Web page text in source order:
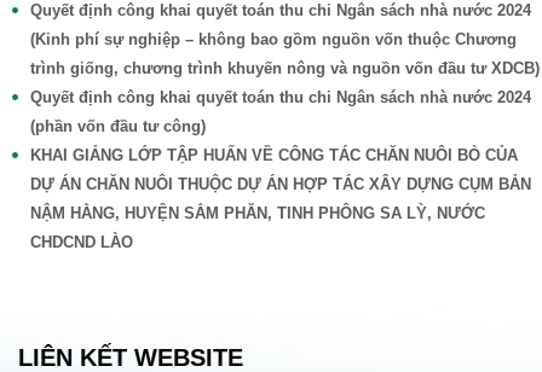
Quyết định công khai quyết toán thu chi Ngân sách nhà nước 2024
(Kinh phí sự nghiệp – không bao gồm nguồn vốn thuộc Chương
trình giống, chương trình khuyến nông và nguồn vốn đầu tư XDCB)
Quyết định công khai quyết toán thu chi Ngân sách nhà nước 2024
(phần vốn đầu tư công)
KHAI GIẢNG LỚP TẬP HUẤN VỀ CÔNG TÁC CHĂN NUÔI BÒ CỦA
DỰ ÁN CHĂN NUÔI THUỘC DỰ ÁN HỢP TÁC XÂY DỰNG CỤM BẢN
NẬM HẰNG, HUYỆN SẲM PHĂN, TINH PHÔNG SA LỲ, NƯỚC
CHDCND LÀO
LIÊN KẾT WEBSITE